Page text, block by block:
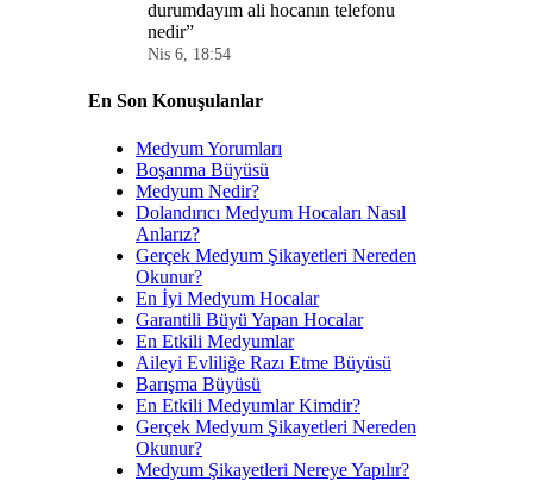
durumdayım ali hocanın telefonu
nedir”
Nis 6, 18:54
En Son Konuşulanlar
Medyum Yorumları
Boşanma Büyüsü
Medyum Nedir?
Dolandırıcı Medyum Hocaları Nasıl
Anlarız?
Gerçek Medyum Şikayetleri Nereden
Okunur?
En İyi Medyum Hocalar
Garantili Büyü Yapan Hocalar
En Etkili Medyumlar
Aileyi Evliliğe Razı Etme Büyüsü
Barışma Büyüsü
En Etkili Medyumlar Kimdir?
Gerçek Medyum Şikayetleri Nereden
Okunur?
Medyum Şikayetleri Nereye Yapılır?